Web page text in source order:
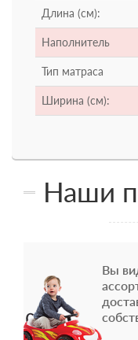
Длина (см):
Наполнитель
Тип матраса
Ширина (см):
Наши
Вы